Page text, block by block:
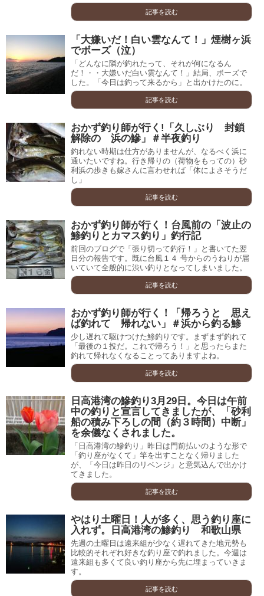
記事を読む
「大嫌いだ！白い雲なんて！」煙樹ヶ浜
でボーズ（泣）
「どんなに隣が釣れたって、それが何になるん
だ！・・大嫌いだ白い雲なんて！」結局、ボーズで
した。「今日は釣って来るから」と出かけたのに。
記事を読む
おかず釣り師が行く!「久しぶり 封鎖
解除の 浜の鰺」＃半夜釣り
釣れない時期は仕方がありませんが、なるべく浜に
通いたいですね。行き帰りの（荷物をもっての）砂
利浜の歩きも嫁さんに言わせれば「体によさそうだ
し」
記事を読む
おかず釣り師が行く！台風前の「波止の
鯵釣りとカマス釣り」釣行記
前回のブログで「張り切って釣行！」と書いてた翌
日分の報告です。既に台風１４ 号からのうねりが届
いていて全般的に渋い釣りとなってしまいました。
記事を読む
おかず釣り師が行く！「帰ろうと 思え
ば釣れて 帰れない」＃浜から釣る鯵
少し遅れて駆けつけた鯵釣りです。まずまず釣れて
「最後の１投だ。これで帰ろう！」と思ったらまた
釣れて帰れなくなることってありますよね。
記事を読む
日高港湾の鰺釣り3月29日。今日は午前
中の釣りと宣言してきましたが、「砂利
船の積み下ろしの間（約３時間）中断」
を余儀なくされました。
「日高港湾の鰺釣り」昨日は門前払いのような形で
「釣り座がなくて」竿を出すことなく帰りました
が、「今日は昨日のリベンジ」と意気込んで出かけ
てきました。
記事を読む
やはり土曜日！人が多く、思う釣り座に
入れず。日高港湾の鯵釣り 和歌山県
先週の土曜日は遠来組が少なく遅れてきた地元勢も
比較的それぞれ好きな釣り座で釣れました。今週は
遠来組も多くて良い釣り座から先に埋まっていきま
す。
記事を読む